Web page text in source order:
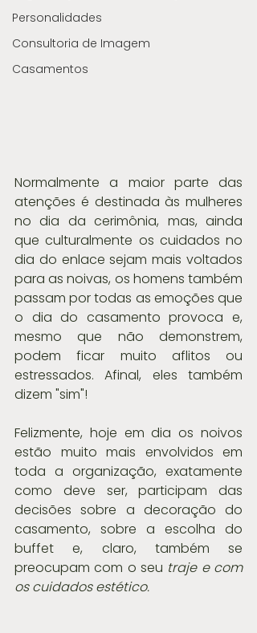
Personalidades
Consultoria de Imagem
Casamentos
Normalmente a maior parte das
atenções é destinada às mulheres
no dia da cerimônia, mas, ainda
que culturalmente os cuidados no
dia do enlace sejam mais voltados
para as noivas, os homens também
passam por todas as emoções que
o dia do casamento provoca e,
mesmo que não demonstrem,
podem ficar muito aflitos ou
estressados. Afinal, eles também
dizem "sim"!
Felizmente, hoje em dia os noivos
estão muito mais envolvidos em
toda a organização, exatamente
como deve ser, participam das
decisões sobre a decoração do
casamento, sobre a escolha do
buffet e, claro, também se
preocupam com o seu traje e com
os cuidados estético.